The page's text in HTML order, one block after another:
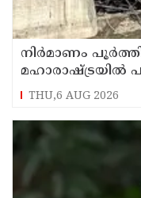
നിർമാണം
മഹാരാഷ്ട്രയിൽ
THU,6 AUG 2026